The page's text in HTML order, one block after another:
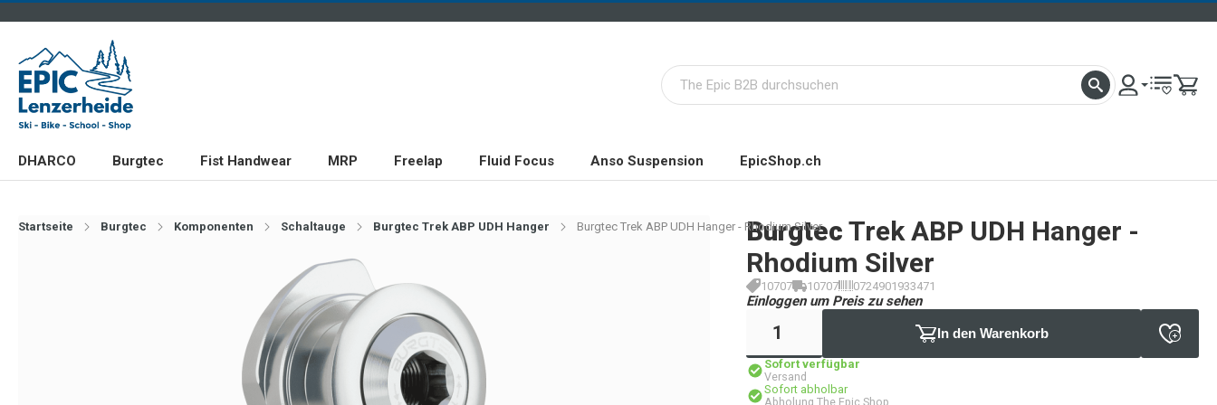
DHARCO Burgtec Fist Handwear MRP Freelap Fluid Focus Anso Suspension EpicShop.ch
Startseite Burgtec Komponenten Schaltauge Burgtec Trek ABP UDH Hanger Burgtec Trek ABP UDH Hanger - Rhodium Silver
Burgtec Trek ABP UDH Hanger -
Rhodium Silver
10707 10707 0724901933471
Einloggen um Preis zu sehen
In den Warenkorb
Sofort verfügbar
Versand
Sofort abholbar
Abholung The Epic Shop